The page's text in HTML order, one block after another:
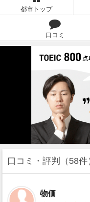
都市トップ
口コミ
口コミ・評判 58件
物価